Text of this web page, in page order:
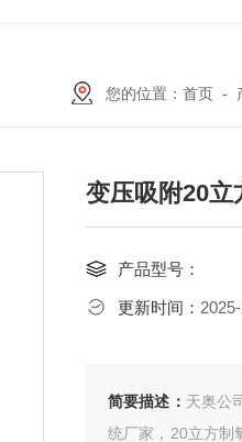
您的位置： 首页 -
变压吸附20立
产品型号：
更新时间：
简要描述： 天奥公
统厂家，20立方制